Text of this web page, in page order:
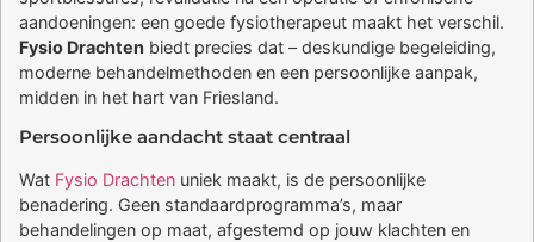
aandoeningen: een goede fysiotherapeut maakt het verschil.
Fysio Drachten biedt precies dat – deskundige begeleiding,
moderne behandelmethoden en een persoonlijke aanpak,
midden in het hart van Friesland.
Persoonlijke aandacht staat centraal
Wat Fysio Drachten uniek maakt, is de persoonlijke
benadering. Geen standaardprogramma’s, maar
behandelingen op maat, afgestemd op jouw klachten en